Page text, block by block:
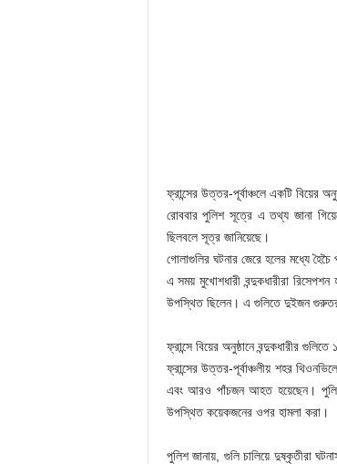
ফ্রান্সের উত্তর-পূর্বাঞ্চলে একটি বিয়ের
রোববার পুলিশ সূত্রে এ তথ্য জানা
ছিলবলে সূত্র জানিয়েছে।
গোলাগুলির ঘটনার জেরে হলের মধ্যে হৈচৈ
এ সময় মুখোশধারী বন্দুকধারীরা
উপস্থিত ছিলেন। এ গুলিতে দুইজন
ফ্রান্সে বিয়ের অনুষ্ঠানে বন্দুকধারীর
ফ্রান্সের উত্তর-পূর্বাঞ্চলীয় শহর
এবং আরও পাঁচজন আহত হয়েছেন। পুলিশ
উপস্থিত কয়েকজনের ওপর হামলা করা।
পুলিশ জানায়, গুলি চালিয়ে দুষ্কৃতীরা